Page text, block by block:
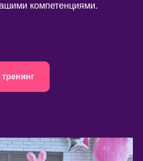
компетенциями.